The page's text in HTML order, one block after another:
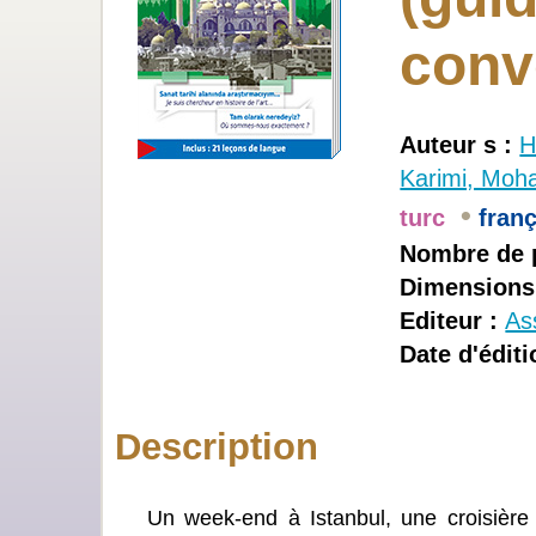
Auteur s :
Karimi,
turc
•
Nombre de
Editeur :
Date
Description
Un week-end à Istanbul, une